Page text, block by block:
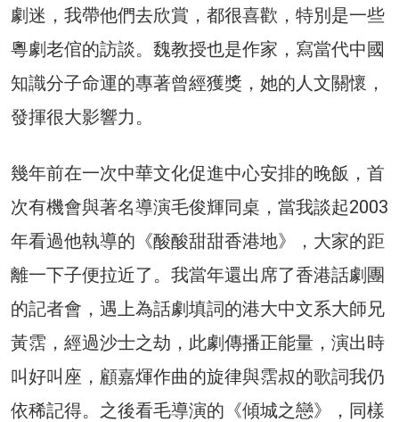
劇迷，我帶他們去欣賞，都很喜歡，特別是一些
粵劇老倌的訪談。魏教授也是作家，寫當代中國
知識分子命運的專著曾經獲獎，她的人文關懷，
發揮很大影響力。
幾年前在一次中華文化促進中心安排的晚飯，首
次有機會與著名導演毛俊輝同桌，當我談起2003
年看過他執導的《酸酸甜甜香港地》，大家的距
離一下子便拉近了。我當年還出席了香港話劇團
的記者會，遇上為話劇填詞的港大中文系大師兄
黃霑，經過沙士之劫，此劇傳播正能量，演出時
叫好叫座，顧嘉煇作曲的旋律與霑叔的歌詞我仍
依稀記得。之後看毛導演的《傾城之戀》，同樣